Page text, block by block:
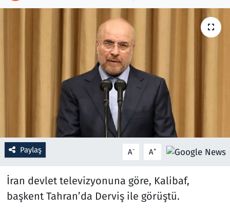
Paylaş A- A+
İran devlet televizyonuna göre, Kalibaf,
başkent Tahran’da Derviş ile görüştü.
Rüya Tabirleri
Savunma Sanayi
Seçim 2023
Spor